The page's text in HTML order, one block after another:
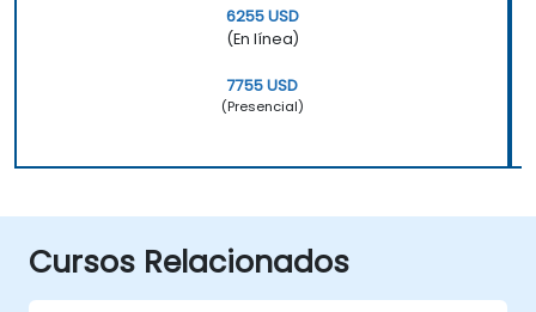
6255 USD
(En línea)
7755 USD
(Presencial)
Cursos Relacionados